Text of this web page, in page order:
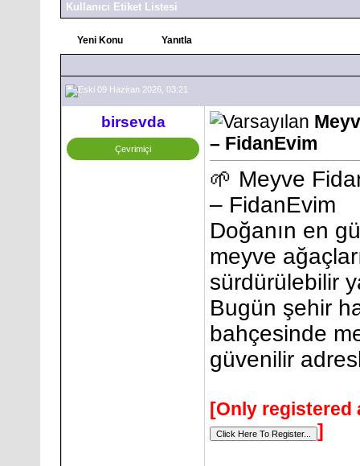
Kullanıcı Etiket Listesi
Yeni Konu Yanıtla
09 Haziran 2026, 03:21
birsevda
Çevrimiçi
– FidanEvim
🌱 Meyve
– FidanEvim
Doğanın en
meyve
sürdürülebilir
Bugün şehir
bahçesinde
güvenilir
[Only registered
]